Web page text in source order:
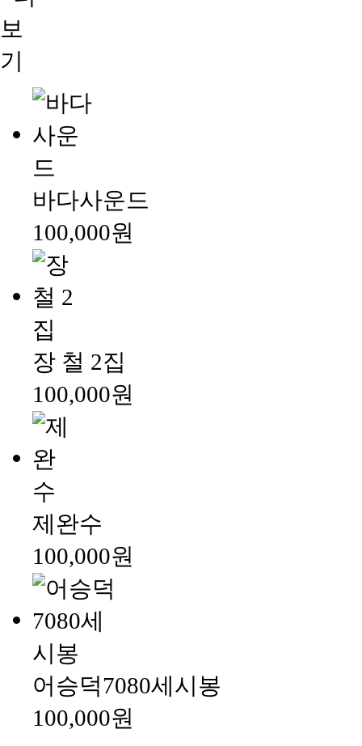
바다사운드
100,000원
장 철 2집
100,000원
제완수
100,000원
어승덕7080세시봉
100,000원